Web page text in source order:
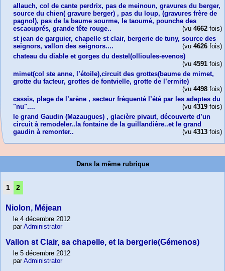
allauch, col de cante perdrix, pas de meinoun, gravures du berger,
source du chien( gravure berger) , pas du loup, (gravures frère de
pagnol), pas de la baume sourme, le taoumé, pounche des
escaouprés, grande tête rouge..
(vu 4662 fois)
st jean de garguier, chapelle st clair, bergerie de tuny, source des
seignors, vallon des seignors....
(vu 4626 fois)
chateau du diable et gorges du destel(ollioules-evenos)
(vu 4591 fois)
mimet(col ste anne, l’étoile),circuit des grottes(baume de mimet,
grotte du facteur, grottes de fontvielle, grotte de l’ermite)
(vu 4498 fois)
cassis, plage de l’arène , secteur fréquenté l’été par les adeptes du
"nu"....
(vu 4319 fois)
le grand Gaudin (Mazaugues) , glacière pivaut, découverte d’un
circuit à remodeler..la fontaine de la guillandière..et le grand
gaudin à remonter..
(vu 4313 fois)
Dans la même rubrique
1 2
Niolon, Méjean
le 4 décembre 2012
parAdministrator
Vallon st Clair, sa chapelle, et la bergerie(Gémenos)
le 5 décembre 2012
parAdministrator